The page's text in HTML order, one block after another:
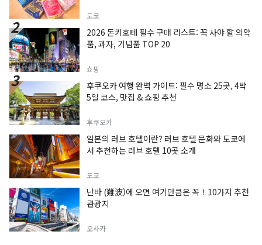
도쿄
2026 돈키호테 필수 구매 리스트: 꼭 사야 할 의약
품, 과자, 기념품 TOP 20
쇼핑
후쿠오카 여행 완벽 가이드: 필수 명소 25곳, 4박
5일 코스, 맛집 & 쇼핑 추천
후쿠오카
일본의 러브 호텔이란? 러브 호텔 문화와 도쿄에
서 추천하는 러브 호텔 10곳 소개
도쿄
난바 (難波)에 오면 여기만큼은 꼭！10가지 추천
관광지
오사카